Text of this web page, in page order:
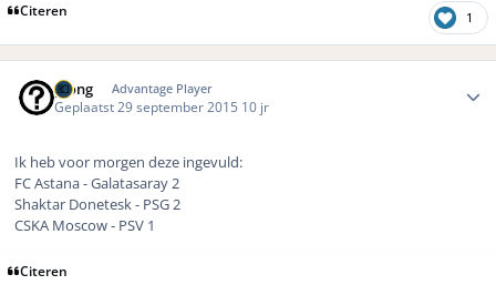
Citeren 1
pjong Advantage Player
Geplaatst 29 september 2015 10 jr
Ik heb voor morgen deze ingevuld:
FC Astana - Galatasaray 2
Shaktar Donetesk - PSG 2
CSKA Moscow - PSV 1
Citeren